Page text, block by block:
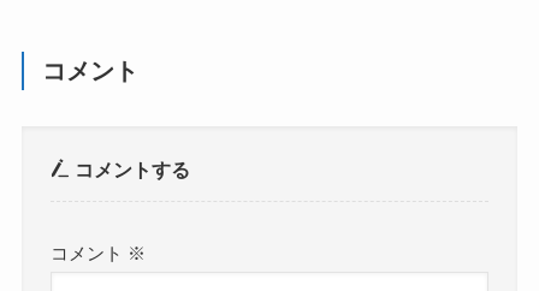
コメント
コメントする
コメント ※